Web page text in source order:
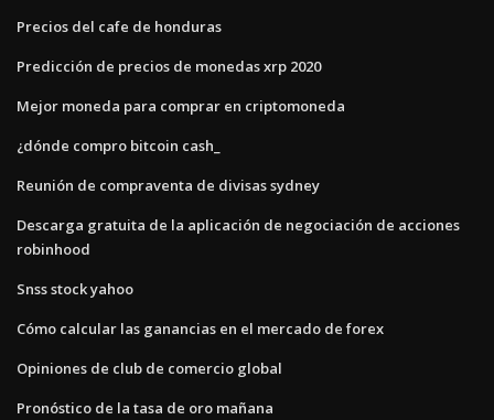
Precios del cafe de honduras
Predicción de precios de monedas xrp 2020
Mejor moneda para comprar en criptomoneda
¿dónde compro bitcoin cash_
Reunión de compraventa de divisas sydney
Descarga gratuita de la aplicación de negociación de acciones
robinhood
Snss stock yahoo
Cómo calcular las ganancias en el mercado de forex
Opiniones de club de comercio global
Pronóstico de la tasa de oro mañana